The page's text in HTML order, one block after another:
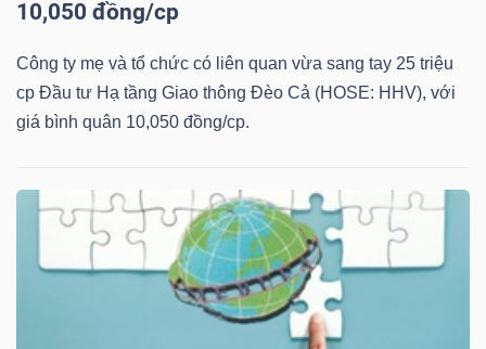
10,050 đồng/cp
Công ty mẹ và tổ chức có liên quan vừa sang tay 25 triệu
cp Đầu tư Hạ tầng Giao thông Đèo Cả (HOSE: HHV), với
giá bình quân 10,050 đồng/cp.
Công
cụ
đầu